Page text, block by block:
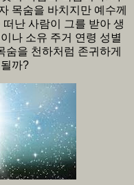
목숨을 바치지만 예수께
난 사람이 그를 받아 생
나 소유 주거 연령 성별
숨을 천하처럼 존귀하게
까?